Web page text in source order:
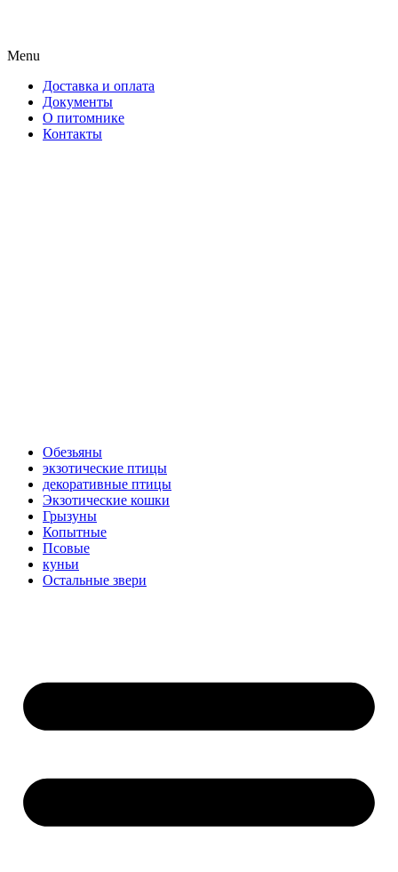
Menu
Доставка и оплата
Документы
О питомнике
Контакты
Обезьяны
экзотические птицы
декоративные птицы
Экзотические кошки
Грызуны
Копытные
Псовые
куньи
Остальные звери